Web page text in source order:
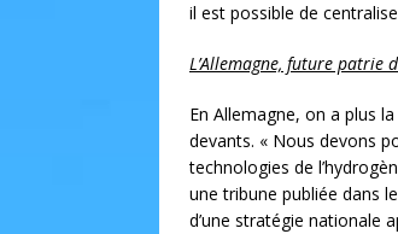
il est possible de
L’Allemagne, future patrie
En Allemagne, on a plus
devants. « Nous devons
technologies de
une tribune publiée dans
d’une stratégie nationale